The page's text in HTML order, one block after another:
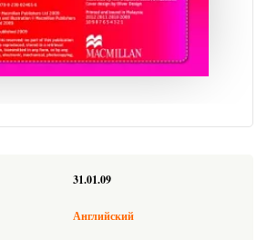
31.01.09
Английский